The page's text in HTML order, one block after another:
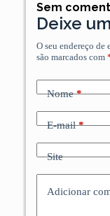
Sem
Deixe
O seu endereço
são marcados com
Nome*
E-mail*
Site
Adicionar